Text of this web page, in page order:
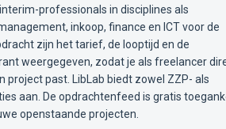
professionals in disciplines als
inkoop, finance en ICT voor de
zijn het tarief, de looptijd en de
weergegeven, zodat je als freelancer
project past. LibLab biedt zowel ZZP- als
aan. De opdrachtenfeed is gratis
openstaande projecten.